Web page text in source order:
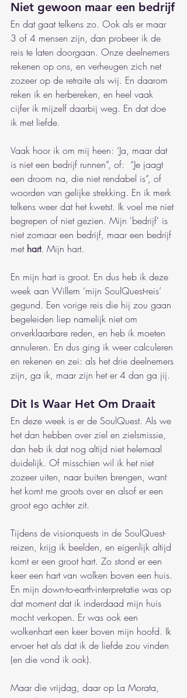
Niet gewoon maar een bedrijf
En dat gaat telkens zo. Ook als er maar
3 of 4 mensen zijn, dan probeer ik de
reis te laten doorgaan. Onze deelnemers
rekenen op ons, en verheugen zich net
zozeer op de retraite als wij. En daarom
reken ik en herbereken, en heel vaak
cijfer ik mijzelf daarbij weg. En dat doe
ik met liefde.
Vaak hoor ik om mij heen: ‘Ja, maar dat
is niet een bedrijf runnen”, of:  “Je jaagt
een droom na, die niet rendabel is”, of
woorden van gelijke strekking. En ik merk
telkens weer dat het kwetst. Ik voel me niet
begrepen of niet gezien. Mijn 'bedrijf' is
niet zomaar een bedrijf, maar een bedrijf
met hart. Mijn hart.
En mijn hart is groot. En dus heb ik deze
week aan Willem ‘mijn SoulQuest-reis’
gegund. Een vorige reis die hij zou gaan
begeleiden liep namelijk niet om
onverklaarbare reden, en heb ik moeten
annuleren. En dus ging ik weer calculeren
en rekenen en zei: als het drie deelnemers
zijn, ga ik, maar zijn het er 4 dan ga jij.
Dit Is Waar Het Om Draait
En deze week is er de SoulQuest. Als we
het dan hebben over ziel en zielsmissie,
dan heb ik dat nog altijd niet helemaal
duidelijk. Of misschien wil ik het niet
zozeer uiten, naar buiten brengen, want
het komt me groots over en alsof er een
groot ego achter zit.
Tijdens de visionquests in de SoulQuest-
reizen, krijg ik beelden, en eigenlijk altijd
komt er een groot hart. Zo stond er een
keer een hart van wolken boven een huis.
En mijn down-to-earth-interpretatie was op
dat moment dat ik inderdaad mijn huis
mocht verkopen. Er was ook een
wolkenhart een keer boven mijn hoofd. Ik
ervoer het als dat ik de liefde zou vinden
(en die vond ik ook).
Maar die vrijdag, daar op La Morata,